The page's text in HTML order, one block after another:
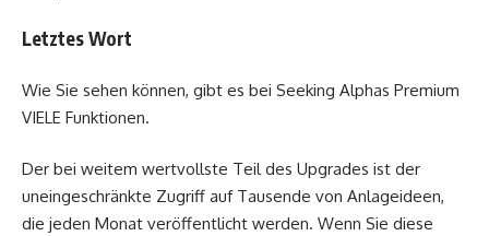
Letztes Wort
Wie Sie sehen können, gibt es bei Seeking Alphas Premium
VIELE Funktionen.
Der bei weitem wertvollste Teil des Upgrades ist der
uneingeschränkte Zugriff auf Tausende von Anlageideen,
die jeden Monat veröffentlicht werden. Wenn Sie diese